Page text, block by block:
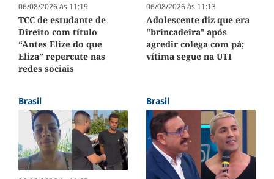
06/08/2026 às 11:19
TCC de estudante de
Direito com título
“Antes Elize do que
Eliza” repercute nas
redes sociais
06/08/2026 às 11:13
Adolescente diz que era
"brincadeira" após
agredir colega com pá;
vítima segue na UTI
Brasil Brasil